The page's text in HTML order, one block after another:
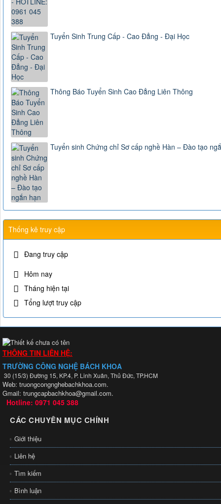
Tuyển Sinh Trung Cấp - Cao Đẳng - Đại Học
Thông Báo Tuyển Sinh Cao Đẳng Liên Thông
Tuyển sinh Chứng chỉ Sơ cấp nghề Hàn – Đào tạo
Thống kê truy cập
Đang truy cập
Hôm nay
Tháng hiện tại
Tổng lượt truy cập
THÔNG TIN LIÊN HỆ:
TRƯỜNG CÔNG NGHỆ BÁCH KHOA
30 (15/3) Đường 15, KP.4, P. Linh Xuân, Thủ Đức, TP.HCM
Web: truongcongnghebachkhoa.com.
Gmail: trungcapbachkhoa@gmail.com.
Hotline: 0971 045 388
CÁC CHUYÊN MỤC CHÍNH
Giới thiệu
Liên hệ
Tìm kiếm
Bình luận